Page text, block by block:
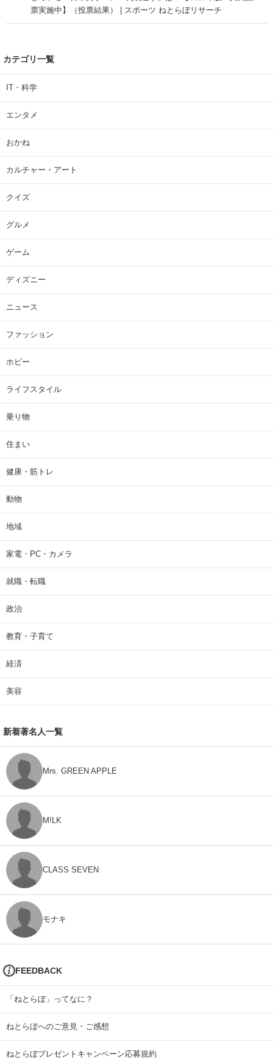
票実施中】（投票結果） | スポーツ ねとらぼリサーチ
カテゴリ一覧
IT・科学
エンタメ
おかね
カルチャー・アート
クイズ
グルメ
ゲーム
ディズニー
ニュース
ファッション
ホビー
ライフスタイル
乗り物
住まい
健康・筋トレ
動物
地域
家電・PC・カメラ
就職・転職
政治
教育・子育て
経済
美容
新着著名人一覧
Mrs. GREEN APPLE
M!LK
CLASS SEVEN
モナキ
FEEDBACK
「ねとらぼ」ってなに？
ねとらぼへのご意見・ご感想
ねとらぼプレゼントキャンペーン応募規約